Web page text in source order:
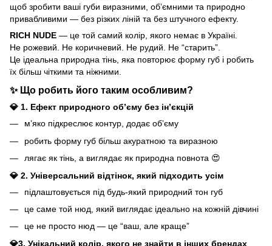
щоб зробити ваші губи виразними, обʼємними та природно
привабливими — без різких ліній та без штучного ефекту.
RICH NUDE — це той самий колір, якого немає в Україні.
Не рожевий. Не коричневий. Не рудий. Не “старить”.
Це ідеальна природна тінь, яка повторює форму губ і робить
їх більш чіткими та ніжними.
✨ Що робить його таким особливим?
💎 1. Ефект природного обʼєму без інʼєкцій
мʼяко підкреслює контур, додає обʼєму
робить форму губ більш акуратною та виразною
лягає як тінь, а виглядає як природна повнота 😍
💎 2. Універсальний відтінок, який підходить усім
підлаштовується під будь-який природний тон губ
це саме той нюд, який виглядає ідеально на кожній дівчині
це не просто нюд — це “ваш, але краще”
💎3. Унікальний колір, якого не знайти в інших брендах